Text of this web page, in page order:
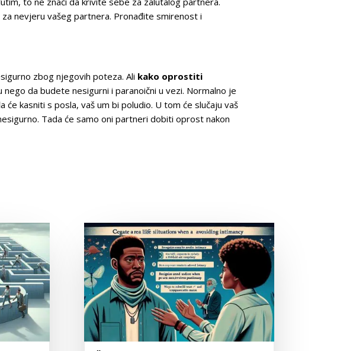
nevjeru vašeg partnera. Pronađite smirenost i
zbog njegovih poteza. Ali kako oprostiti
da budete nesigurni i paranoični u vezi. Normalno je
kasniti s posla, vaš um bi poludio. U tom će slučaju vaš
Tada će samo oni partneri dobiti oprost nakon